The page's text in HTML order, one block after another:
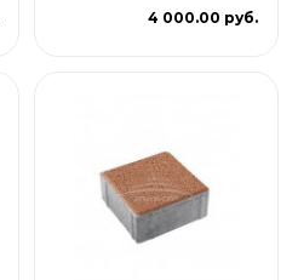
4 000.00 руб.